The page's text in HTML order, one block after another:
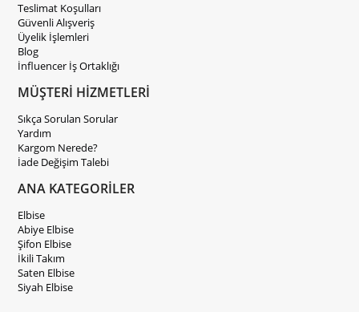
Teslimat Koşulları
Güvenli Alışveriş
Üyelik İşlemleri
Blog
İnfluencer İş Ortaklığı
MÜŞTERİ HİZMETLERİ
Sıkça Sorulan Sorular
Yardım
Kargom Nerede?
İade Değişim Talebi
ANA KATEGORİLER
Elbise
Abiye Elbise
Şifon Elbise
İkili Takım
Saten Elbise
Siyah Elbise